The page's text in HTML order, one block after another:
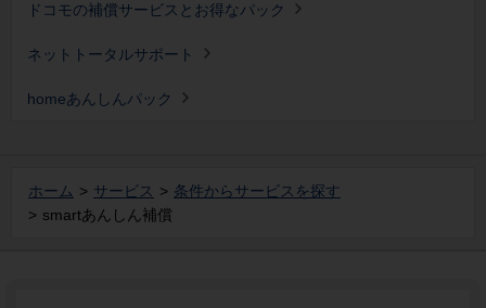
ドコモの補償サービスとお得なパック
ネットトータルサポート
homeあんしんパック
ホーム サービス
条件からサービスを探す
smartあんしん補償